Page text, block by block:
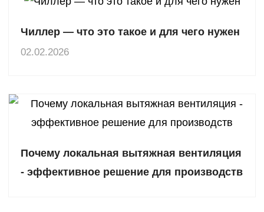
Чиллер — что это такое и для чего нужен
02.02.2026
Почему локальная вытяжная вентиляция
- эффективное решение для производств